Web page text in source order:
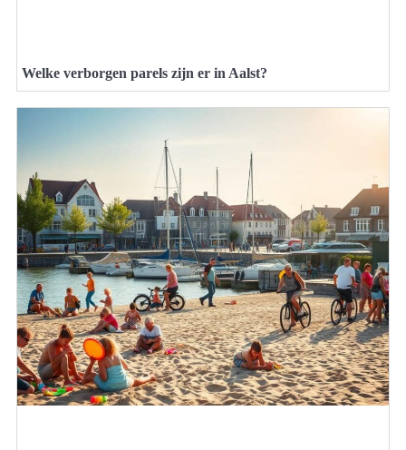
Welke verborgen parels zijn er in Aalst?